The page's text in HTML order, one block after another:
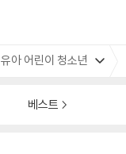
유아 어린이 청소년
베스트